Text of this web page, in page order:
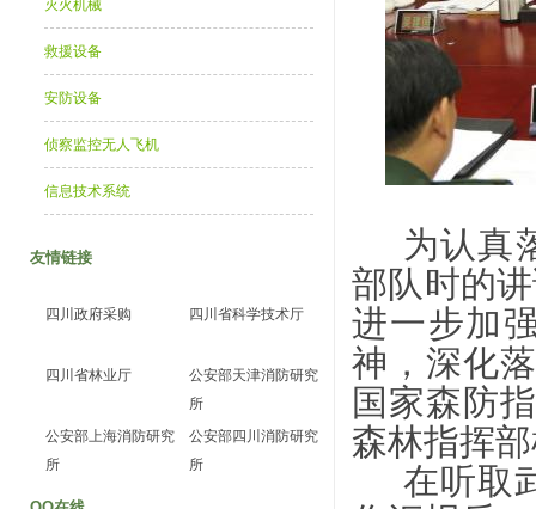
灭火机械
救援设备
安防设备
侦察监控无人飞机
信息技术系统
友情链接
四川政府采购 四川省科学技术厅
四川省林业厅
公安部天津消防研究
所
公安部上海消防研究
所
公安部四川消防研究
所
为认真
部队时的
进一步加
神，深化
国家森防
森林指挥
在听取